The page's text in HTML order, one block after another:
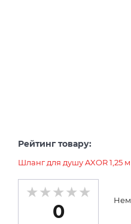
Рейтинг товару:
Шланг для душу AXOR 1,25
0